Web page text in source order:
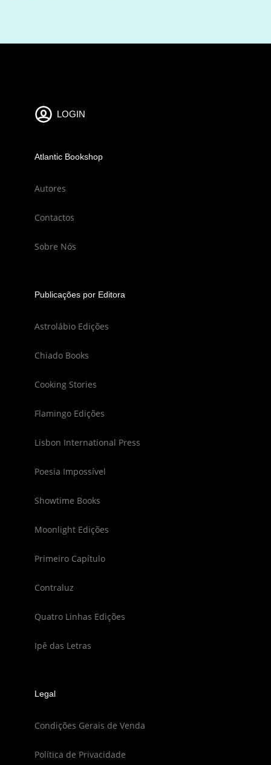
LOGIN
Atlantic Bookshop
Autores
Contactos
Sobre Nós
Publicações por Editora
Astrolábio Edições
Chiado Books
Cooking Stories
Flamingo Edições
Lisbon International Press
Poesia Impossível
Showtime Books
Moonlight Edições
Primeiro Capítulo
Contraluz
Quatro Linhas Edições
Ipê das Letras
Legal
Condições Gerais de Venda
Política de Privacidade